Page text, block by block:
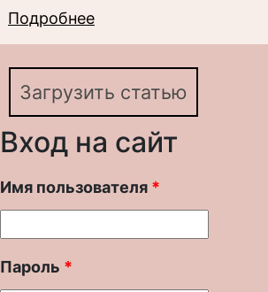
Подробнее
COVID-19:
Загрузить статью
Вход на сайт
Имя пользователя *
Пароль *